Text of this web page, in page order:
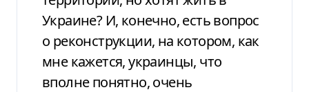
Украине? И, конечно, есть вопрос
о реконструкции, на котором, как
мне кажется, украинцы, что
вполне понятно, очень